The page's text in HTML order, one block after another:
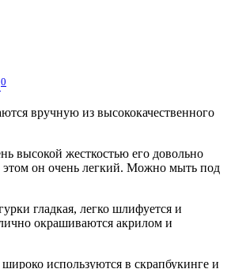
0
вручную из высококачественного
высокой жесткостью его довольно
этом он очень легкий. Можно мыть под
гладкая, легко шлифуется и
окрашиваются акрилом и
используются в скрапбукинге и